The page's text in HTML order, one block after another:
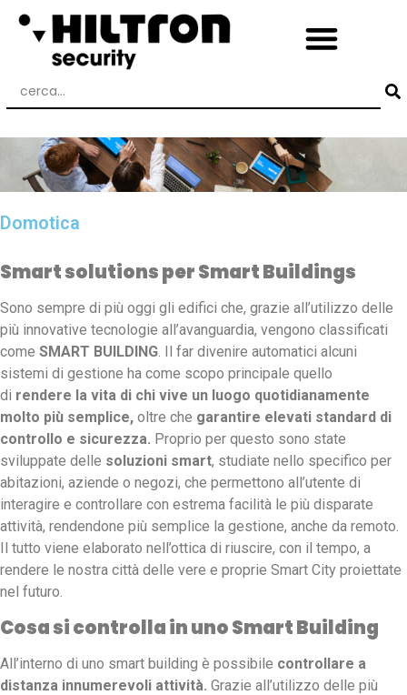
Domotica
Smart solutions per Smart Buildings
Sono sempre di più oggi gli edifici che, grazie all’utilizzo delle
più innovative tecnologie all’avanguardia, vengono classificati
come SMART BUILDING. Il far divenire automatici alcuni
sistemi di gestione ha come scopo principale quello
di rendere la vita di chi vive un luogo quotidianamente
molto più semplice, oltre che garantire elevati standard di
controllo e sicurezza. Proprio per questo sono state
sviluppate delle soluzioni smart, studiate nello specifico per
abitazioni, aziende o negozi, che permettono all’utente di
interagire e controllare con estrema facilità le più disparate
attività, rendendone più semplice la gestione, anche da remoto.
Il tutto viene elaborato nell’ottica di riuscire, con il tempo, a
rendere le nostra città delle vere e proprie Smart City proiettate
nel futuro.
Cosa si controlla in uno Smart Building
All’interno di uno smart building è possibile controllare a
distanza innumerevoli attività. Grazie all’utilizzo delle più